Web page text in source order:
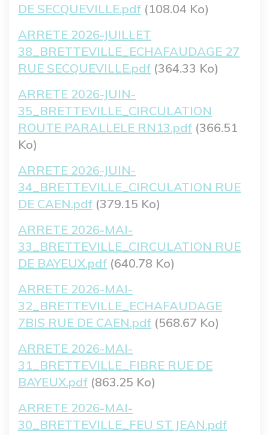
DE SECQUEVILLE.pdf (108.04 Ko)
Fichier
ARRETE 2026-JUILLET
38_BRETTEVILLE_ECHAFAUDAGE 27
RUE SECQUEVILLE.pdf (364.33 Ko)
Fichier
ARRETE 2026-JUIN-
35_BRETTEVILLE_CIRCULATION
ROUTE PARALLELE RN13.pdf (366.51
Ko)
Fichier
ARRETE 2026-JUIN-
34_BRETTEVILLE_CIRCULATION RUE
DE CAEN.pdf (379.15 Ko)
Fichier
ARRETE 2026-MAI-
33_BRETTEVILLE_CIRCULATION RUE
DE BAYEUX.pdf (640.78 Ko)
Fichier
ARRETE 2026-MAI-
32_BRETTEVILLE_ECHAFAUDAGE
7BIS RUE DE CAEN.pdf (568.67 Ko)
Fichier
ARRETE 2026-MAI-
31_BRETTEVILLE_FIBRE RUE DE
BAYEUX.pdf (863.25 Ko)
Fichier
ARRETE 2026-MAI-
30_BRETTEVILLE_FEU ST JEAN.pdf